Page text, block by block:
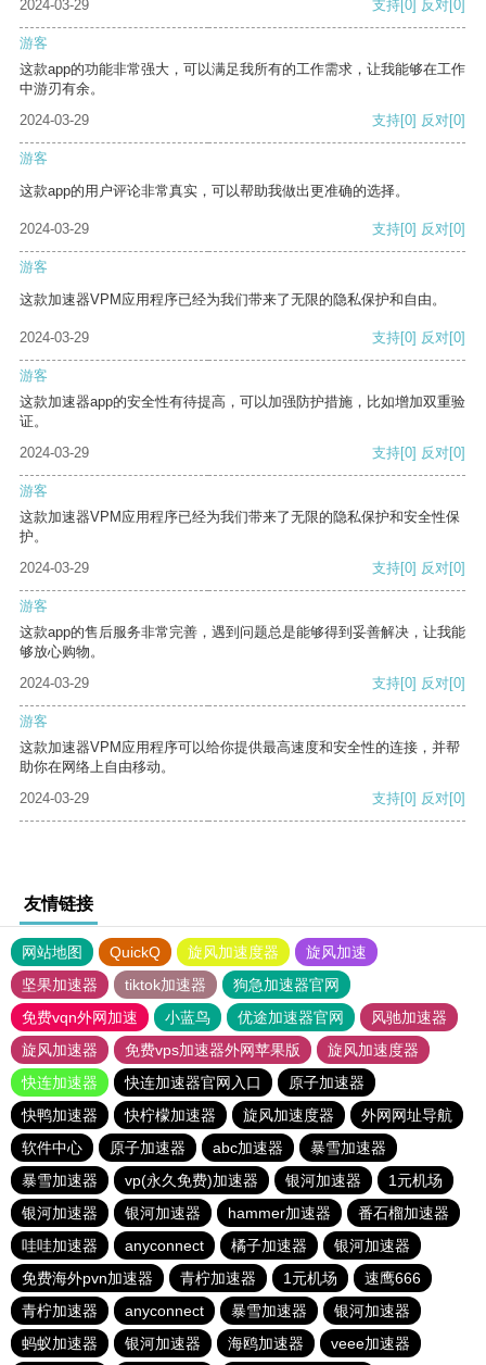
2024-03-29
支持[0] 反对[0]
游客
这款app的功能非常强大，可以满足我所有的工作需求，让我能够在工作
中游刃有余。
2024-03-29
支持[0] 反对[0]
游客
这款app的用户评论非常真实，可以帮助我做出更准确的选择。
2024-03-29 支持[0] 反对[0]
游客
这款加速器VPM应用程序已经为我们带来了无限的隐私保护和自由。
2024-03-29 支持[0] 反对[0]
游客
这款加速器app的安全性有待提高，可以加强防护措施，比如增加双重验
证。
2024-03-29
支持[0] 反对[0]
游客
这款加速器VPM应用程序已经为我们带来了无限的隐私保护和安全性保
护。
2024-03-29
支持[0] 反对[0]
游客
这款app的售后服务非常完善，遇到问题总是能够得到妥善解决，让我能
够放心购物。
2024-03-29
支持[0] 反对[0]
游客
这款加速器VPM应用程序可以给你提供最高速度和安全性的连接，并帮
助你在网络上自由移动。
2024-03-29
支持[0] 反对[0]
友情链接
网站地图 QuickQ 旋风加速度器
旋风加速
坚果加速器
tiktok加速器
狗急加速器官网
免费vqn外网加速
小蓝鸟 优途加速器官网
风驰加速器
旋风加速器
免费vps加速器外网苹果版
旋风加速度器
快连加速器
快连加速器官网入口
原子加速器
快鸭加速器
快柠檬加速器 旋风加速度器
外网网址导航
软件中心
原子加速器 abc加速器
暴雪加速器
暴雪加速器
vp(永久免费)加速器 银河加速器
1元机场
银河加速器
银河加速器 hammer加速器
番石榴加速器
哇哇加速器
anyconnect 橘子加速器
银河加速器
免费海外pvn加速器
青柠加速器 1元机场
速鹰666
青柠加速器
anyconnect 暴雪加速器
银河加速器
蚂蚁加速器
银河加速器 海鸥加速器 veee加速器